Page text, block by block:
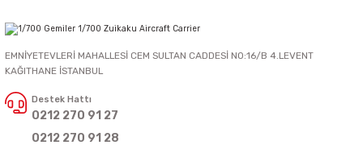
EMNİYETEVLERİ MAHALLESİ CEM SULTAN CADDESİ NO:16/B 4.LEVENT
KAĞITHANE İSTANBUL
Destek Hattı
0212 270 91 27
0212 270 91 28